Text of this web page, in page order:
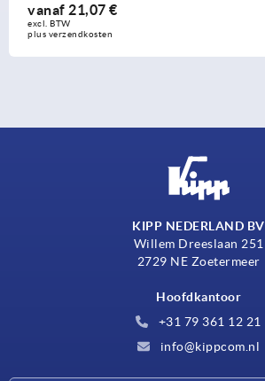
vanaf5,25 €
excl. BTW
plus verzendkosten
KIPP NEDERLAND BV
Willem Dreeslaan 251
2729 NE Zoetermeer
Hoofdkantoor
+31 79 361 12 21
info@kippcom.nl